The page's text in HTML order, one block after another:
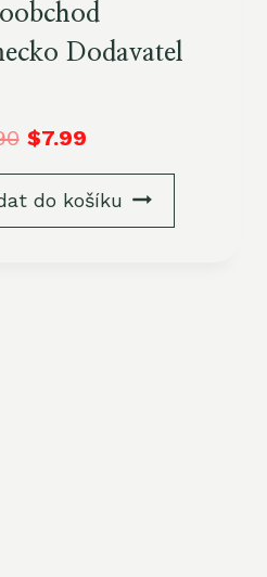
Dodavatel
$7.99
do košíku